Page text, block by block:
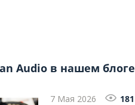
Audio в нашем блоге
7 Мая 2026 181